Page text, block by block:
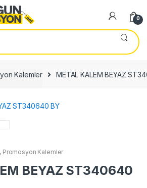
0
Kalemler METAL KALEM BEYAZ
, Promosyon Kalemler
BEYAZ ST340640